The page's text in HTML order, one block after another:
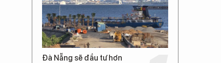
Đà Nẵng sẽ đầu tư hơn